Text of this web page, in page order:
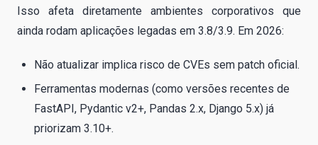
Isso afeta diretamente ambientes corporativos que
ainda rodam aplicações legadas em 3.8/3.9. Em 2026:
Não atualizar implica risco de CVEs sem patch oficial.
Ferramentas modernas (como versões recentes de
FastAPI, Pydantic v2+, Pandas 2.x, Django 5.x) já
priorizam 3.10+.